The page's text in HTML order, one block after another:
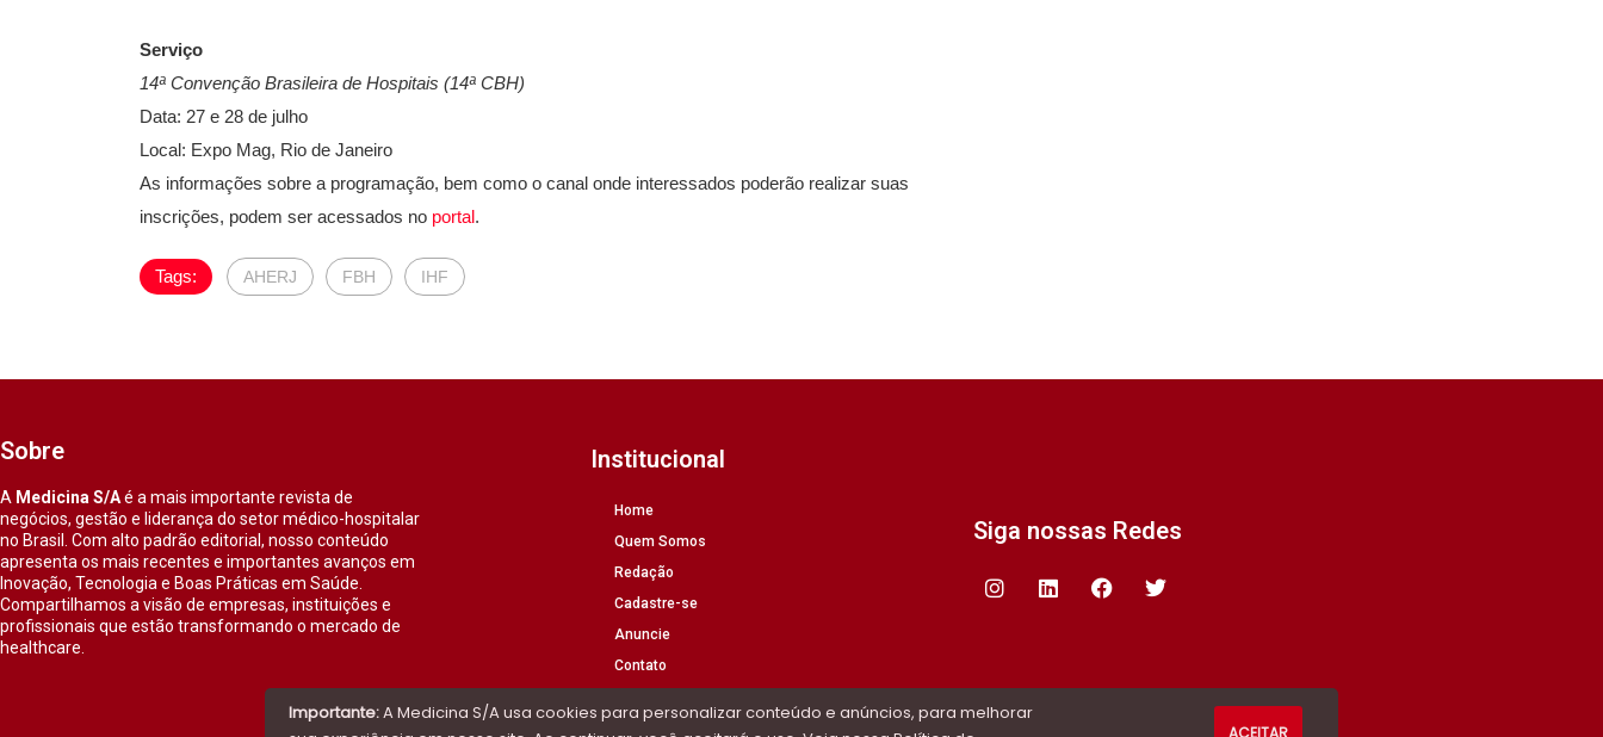
Serviço
14ª Convenção Brasileira de Hospitais (14ª CBH)
Data: 27 e 28 de julho
Local: Expo Mag, Rio de Janeiro
As informações sobre a programação, bem como o canal onde interessados poderão realizar suas
inscrições, podem ser acessados no portal.
Tags: AHERJ FBH IHF
Sobre
A Medicina S/Aé a mais importante revista de
negócios, gestão e liderança do setor médico-hospitalar
no Brasil. Com alto padrão editorial, nosso conteúdo
apresenta os mais recentes e importantes avanços em
Inovação, Tecnologia e Boas Práticas em Saúde.
Compartilhamos a visão de empresas, instituições e
profissionais que estão transformando o mercado de
healthcare.
Institucional
Home
Quem Somos
Redação
Cadastre-se
Anuncie
Contato
Siga nossas Redes
Importante:A Medicina S/A usa cookies para personalizar conteúdo e anúncios, para melhorar
ACEITAR